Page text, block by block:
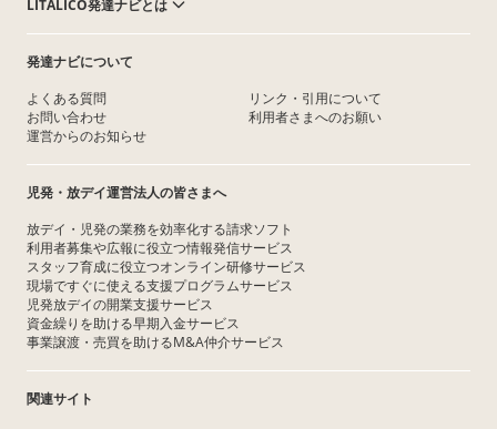
LITALICO発達ナビとは
発達ナビについて
よくある質問
お問い合わせ
運営からのお知らせ
リンク・引用について
利用者さまへのお願い
児発・放デイ運営法人の皆さまへ
放デイ・児発の業務を効率化する請求ソフト
利用者募集や広報に役立つ情報発信サービス
スタッフ育成に役立つオンライン研修サービス
現場ですぐに使える支援プログラムサービス
児発放デイの開業支援サービス
資金繰りを助ける早期入金サービス
事業譲渡・売買を助けるM&A仲介サービス
関連サイト